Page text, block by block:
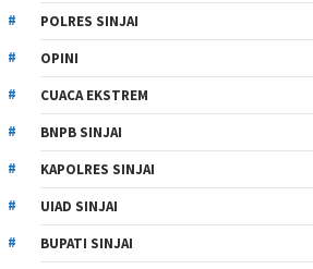
POLRES SINJAI
OPINI
CUACA EKSTREM
BNPB SINJAI
KAPOLRES SINJAI
UIAD SINJAI
BUPATI SINJAI